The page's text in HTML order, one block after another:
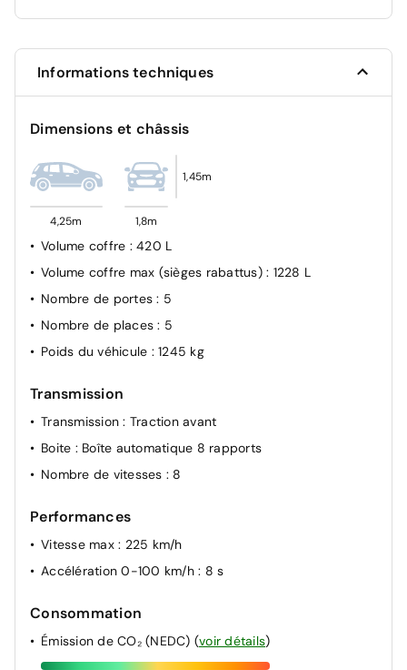
ESP
Ceinture conducteur et passager à enrouleur
pyrotechnique
Informations techniques
Dimensions et châssis
4,25m 1,8m
1,45m
Volume coffre : 420 L
Volume coffre max (sièges rabattus) : 1228 L
Nombre de portes: 5
Nombre de places: 5
Poids du véhicule : 1245 kg
Transmission
Transmission: Traction avant
Boite : Boîte automatique 8 rapports
Nombre de vitesses : 8
Performances
Vitesse max : 225 km/h
Accélération 0-100 km/h : 8 s
Consommation
Émission de CO₂ (NEDC) (voir détails)